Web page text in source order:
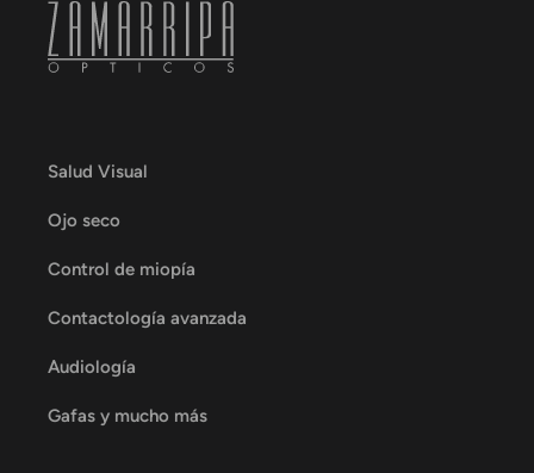
Salud Visual
Ojo seco
Control de miopía
Contactología avanzada
Audiología
Gafas y mucho más